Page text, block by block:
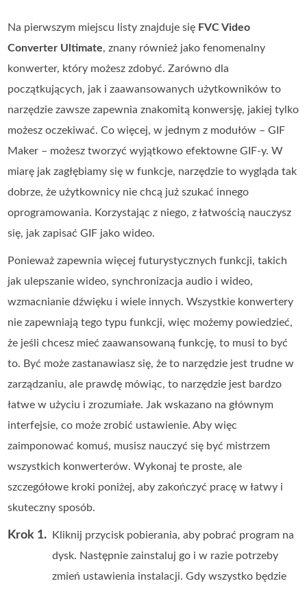
Na pierwszym miejscu listy znajduje się FVC Video
Converter Ultimate, znany również jako fenomenalny
konwerter, który możesz zdobyć. Zarówno dla
początkujących, jak i zaawansowanych użytkowników to
narzędzie zawsze zapewnia znakomitą konwersję, jakiej tylko
możesz oczekiwać. Co więcej, w jednym z modułów – GIF
Maker – możesz tworzyć wyjątkowo efektowne GIF‑y. W
miarę jak zagłębiamy się w funkcje, narzędzie to wygląda tak
dobrze, że użytkownicy nie chcą już szukać innego
oprogramowania. Korzystając z niego, z łatwością nauczysz
się, jak zapisać GIF jako wideo.
Ponieważ zapewnia więcej futurystycznych funkcji, takich
jak ulepszanie wideo, synchronizacja audio i wideo,
wzmacnianie dźwięku i wiele innych. Wszystkie konwertery
nie zapewniają tego typu funkcji, więc możemy powiedzieć,
że jeśli chcesz mieć zaawansowaną funkcję, to musi to być
to. Być może zastanawiasz się, że to narzędzie jest trudne w
zarządzaniu, ale prawdę mówiąc, to narzędzie jest bardzo
łatwe w użyciu i zrozumiałe. Jak wskazano na głównym
interfejsie, co może zrobić ustawienie. Aby więc
zaimponować komuś, musisz nauczyć się być mistrzem
wszystkich konwerterów. Wykonaj te proste, ale
szczegółowe kroki poniżej, aby zakończyć pracę w łatwy i
skuteczny sposób.
Krok 1.
Kliknij przycisk pobierania, aby pobrać program na
dysk. Następnie zainstaluj go i w razie potrzeby
zmień ustawienia instalacji. Gdy wszystko będzie